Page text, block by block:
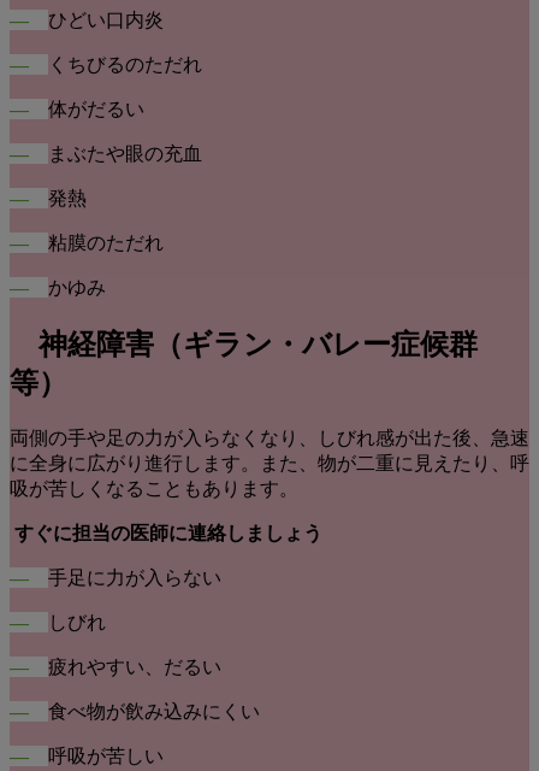
― ひどい口内炎
― くちびるのただれ
― 体がだるい
― まぶたや眼の充血
― 発熱
― 粘膜のただれ
― かゆみ
神経障害（ギラン・バレー症候群
等）
両側の手や足の力が入らなくなり、しびれ感が出た後、急速
に全身に広がり進行します。また、物が二重に見えたり、呼
吸が苦しくなることもあります。
すぐに担当の医師に連絡しましょう
― 手足に力が入らない
― しびれ
― 疲れやすい、だるい
― 食べ物が飲み込みにくい
― 呼吸が苦しい